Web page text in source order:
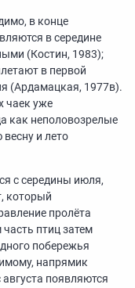
в конце
в середине
(Костин, 1983);
в первой
(Ардамацкая, 1977в).
чаек уже
как неполовозрелые
и лето
с середины июля,
который
пролёта
птиц затем
побережья
напрямик
появляются